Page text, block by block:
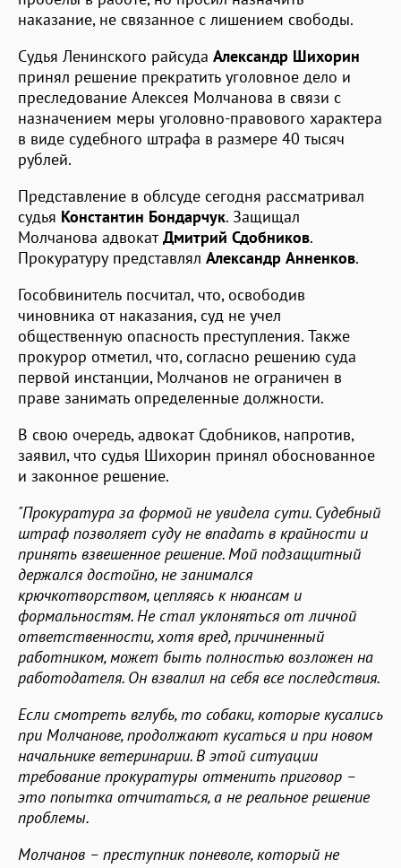
наказание, не связанное с лишением свободы.
Судья Ленинского райсуда Александр Шихорин
принял решение прекратить уголовное дело и
преследование Алексея Молчанова в связи с
назначением меры уголовно-правового характера
в виде судебного штрафа в размере 40 тысяч
рублей.
Представление в облсуде сегодня рассматривал
судья Константин Бондарчук. Защищал
Молчанова адвокатДмитрий Сдобников.
Прокуратуру представлял Александр Анненков.
Гособвинитель посчитал, что, освободив
чиновника от наказания, суд не учел
общественную опасность преступления. Также
прокурор отметил, что, согласно решению суда
первой инстанции, Молчанов не ограничен в
праве занимать определенные должности.
В свою очередь, адвокат Сдобников, напротив,
заявил, что судья Шихорин принял обоснованное
и законное решение.
"Прокуратура за формой не увидела сути. Судебный
штраф позволяет суду не впадать в крайности и
принять взвешенное решение. Мой подзащитный
держался достойно, не занимался
крючкотворством, цепляясь к нюансам и
формальностям. Не стал уклоняться от личной
ответственности, хотя вред, причиненный
работником, может быть полностью возложен на
работодателя. Он взвалил на себя все последствия.
Если смотреть вглубь, то собаки, которые кусались
при Молчанове, продолжают кусаться и при новом
начальнике ветеринарии. В этой ситуации
требование прокуратуры отменить приговор –
это попытка отчитаться, а не реальное решение
проблемы.
Молчанов – преступник поневоле, который не